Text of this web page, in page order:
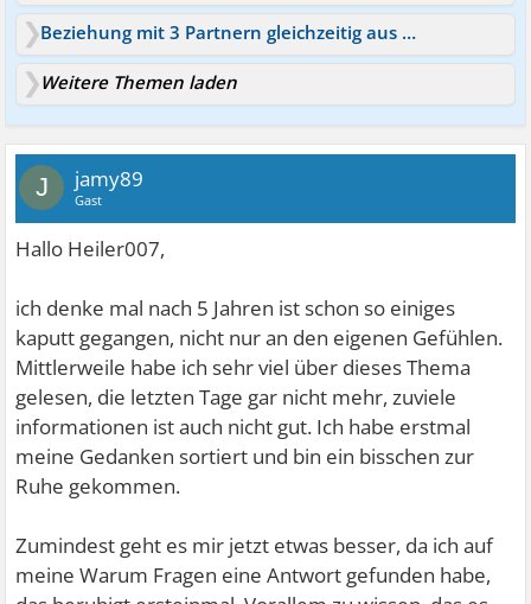
Beziehung mit 3 Partnern gleichzeitig aus Einsamkeit
Weitere Themen laden
J jamy89
Gast
Hallo Heiler007,
ich denke mal nach 5 Jahren ist schon so einiges
kaputt gegangen, nicht nur an den eigenen Gefühlen.
Mittlerweile habe ich sehr viel über dieses Thema
gelesen, die letzten Tage gar nicht mehr, zuviele
informationen ist auch nicht gut. Ich habe erstmal
meine Gedanken sortiert und bin ein bisschen zur
Ruhe gekommen.
Zumindest geht es mir jetzt etwas besser, da ich auf
meine Warum Fragen eine Antwort gefunden habe,